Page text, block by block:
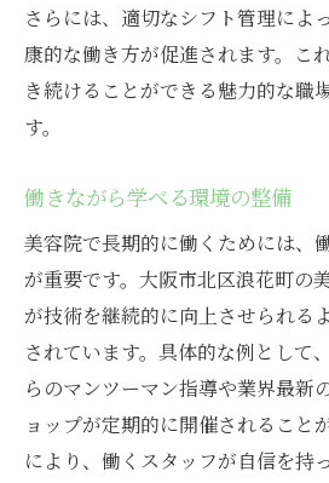
さらには、適切なシフト管理によ
康的な働き方が促進されます。こ
き続けることができる魅力的な職
す。
働きながら学べる環境の整備
美容院で長期的に働くためには、
が重要です。大阪市北区浪花町の
が技術を継続的に向上させられる
されています。具体的な例として
らのマンツーマン指導や業界最新
ョップが定期的に開催されること
により、働くスタッフが自信を持